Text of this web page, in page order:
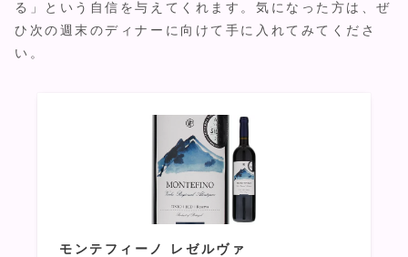
る」という自信を与えてくれます。気になった方は、ぜ
ひ次の週末のディナーに向けて手に入れてみてくださ
い。
モンテフィーノ レゼルヴァ